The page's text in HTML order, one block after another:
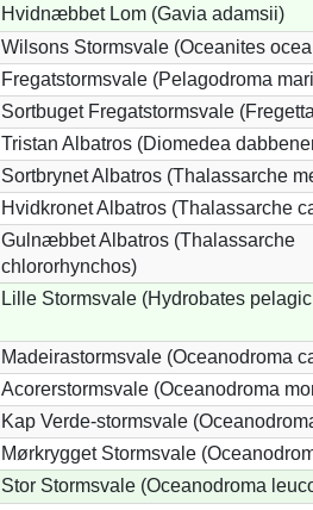
Hvidnæbbet Lom (Gavia adamsii)
Wilsons Stormsvale (Oceanites
Fregatstormsvale (Pelagodroma
Sortbuget Fregatstormsvale
Tristan Albatros (Diomedea
Sortbrynet Albatros (Thalassarche
Hvidkronet Albatros (Thalassarche
Gulnæbbet Albatros (Thalassarche
chlororhynchos)
Lille Stormsvale (Hydrobates
Madeirastormsvale (Oceanodroma
Acorerstormsvale (Oceanodroma
Kap Verde-stormsvale
Mørkrygget Stormsvale
Stor Stormsvale (Oceanodroma